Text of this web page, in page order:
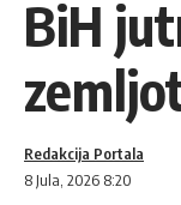
BiH
8 Jula, 2026 8:20
Redakcija Portala